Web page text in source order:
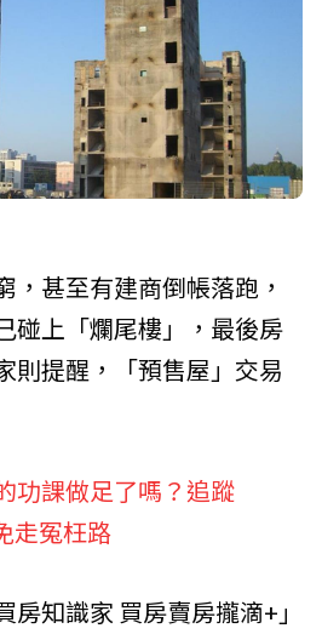
，甚至有建商倒帳落跑，
碰上「爛尾樓」，最後房
則提醒，「預售屋」交易
功課做足了嗎？追蹤
走冤枉路
知識家 買房賣房攏滴+」